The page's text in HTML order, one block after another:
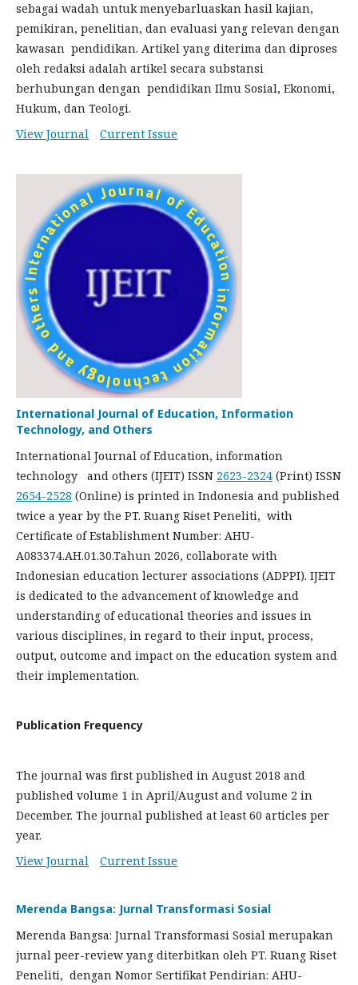
sebagai wadah untuk menyebarluaskan hasil kajian,
pemikiran, penelitian, dan evaluasi yang relevan dengan
kawasan pendidikan. Artikel yang diterima dan diproses
oleh redaksi adalah artikel secara substansi
berhubungan dengan pendidikan Ilmu Sosial, Ekonomi,
Hukum, dan Teologi.
View Journal
Current Issue
International Journal of Education, Information
Technology, and Others
International Journal of Education, information
technology and others (IJEIT) ISSN 2623-2324 (Print) ISSN
2654-2528 (Online) is printed in Indonesia and published
twice a year by the PT. Ruang Riset Peneliti, with
Certificate of Establishment Number: AHU-
A083374.AH.01.30.Tahun 2026, collaborate with
Indonesian education lecturer associations (ADPPI). IJEIT
is dedicated to the advancement of knowledge and
understanding of educational theories and issues in
various disciplines, in regard to their input, process,
output, outcome and impact on the education system and
their implementation.
Publication Frequency
The journal was first published in August 2018 and
published volume 1 in April/August and volume 2 in
December. The journal published at least 60 articles per
year.
View Journal
Current Issue
Merenda Bangsa: Jurnal Transformasi Sosial
Merenda Bangsa: Jurnal Transformasi Sosial merupakan
jurnal peer-review yang diterbitkan oleh PT. Ruang Riset
Peneliti, dengan Nomor Sertifikat Pendirian: AHU-